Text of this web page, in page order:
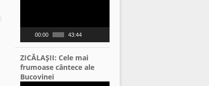
00:00 43:44
ZICĂLAŞII: Cele mai
frumoase cântece ale
Bucovinei